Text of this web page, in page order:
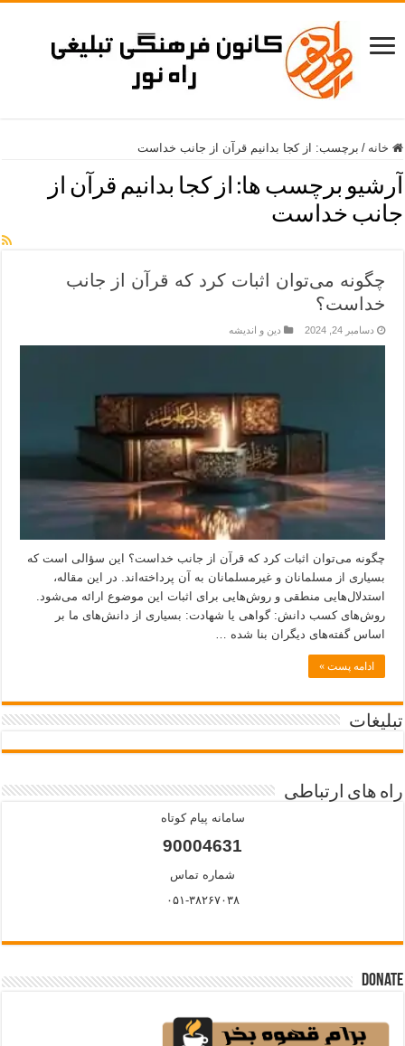
خانه / برچسب: از کجا بدانیم قرآن از جانب خداست
آرشیو برچسب ها: از کجا بدانیم قرآن از
جانب خداست
چگونه می‌توان اثبات کرد که قرآن از جانب
خداست؟
دسامبر 24, 2024 دین و اندیشه
چگونه می‌توان اثبات کرد که قرآن از جانب خداست؟ این سؤالی است که
بسیاری از مسلمانان و غیرمسلمانان به آن پرداخته‌اند. در این مقاله،
استدلال‌هایی منطقی و روش‌هایی برای اثبات این موضوع ارائه می‌شود.
روش‌های کسب دانش: گواهی یا شهادت: بسیاری از دانش‌های ما بر
اساس گفته‌های دیگران بنا شده …
ادامه پست »
تبلیغات
راه های ارتباطی
سامانه پیام کوتاه
90004631
شماره تماس
۰۵۱-۳۸۲۶۷۰۳۸
Donate